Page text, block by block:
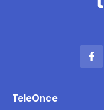
Abrir
TeleOnce